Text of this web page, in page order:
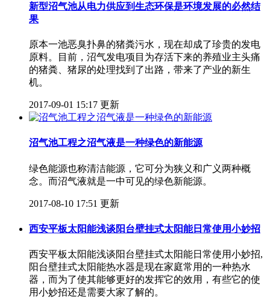
新型沼气池从电力供应到生态环保是环境发展的必然结
果
原本一池恶臭扑鼻的猪粪污水，现在却成了珍贵的发电
原料。目前，沼气发电项目为存活下来的养殖业主头痛
的猪粪、猪尿的处理找到了出路，带来了产业的新生
机。
2017-09-01 15:17 更新
沼气池工程之沼气液是一种绿色的新能源
绿色能源也称清洁能源，它可分为狭义和广义两种概
念。而沼气液就是一中可见的绿色新能源。
2017-08-10 17:51 更新
西安平板太阳能浅谈阳台壁挂式太阳能日常使用小妙招
西安平板太阳能浅谈阳台壁挂式太阳能日常使用小妙招,
阳台壁挂式太阳能热水器是现在家庭常用的一种热水
器，而为了使其能够更好的发挥它的效用，有些它的使
用小妙招还是需要大家了解的。